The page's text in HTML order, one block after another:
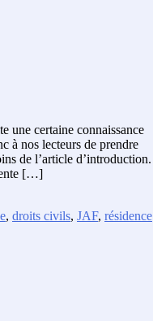
une certaine connaissance
à nos lecteurs de prendre
de l’article d’introduction.
[…]
, droits civils, JAF, résidence